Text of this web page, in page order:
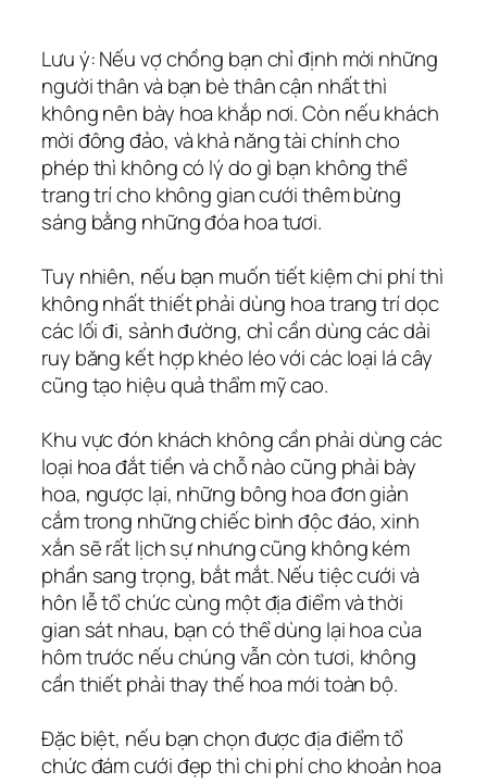
Lưu ý: Nếu vợ chồng bạn chỉ định mời những
người thân và bạn bè thân cận nhất thì
không nên bày hoa khắp nơi. Còn nếu khách
mời đông đảo, và khả năng tài chính cho
phép thì không có lý do gì bạn không thể
trang trí cho không gian cưới thêm bừng
sáng bằng những đóa hoa tươi.
Tuy nhiên, nếu bạn muốn tiết kiệm chi phí thì
không nhất thiết phải dùng hoa trang trí dọc
các lối đi, sảnh đường, chỉ cần dùng các dải
ruy băng kết hợp khéo léo với các loại lá cây
cũng tạo hiệu quả thẩm mỹ cao.
Khu vực đón khách không cần phải dùng các
loại hoa đắt tiền và chỗ nào cũng phải bày
hoa, ngược lại, những bông hoa đơn giản
cắm trong những chiếc bình độc đáo, xinh
xắn sẽ rất lịch sự nhưng cũng không kém
phần sang trọng, bắt mắt. Nếu tiệc cưới và
hôn lễ tổ chức cùng một địa điểm và thời
gian sát nhau, bạn có thể dùng lại hoa của
hôm trước nếu chúng vẫn còn tươi, không
cần thiết phải thay thế hoa mới toàn bộ.
Đặc biệt, nếu bạn chọn được địa điểm tổ
chức đám cưới đẹp thì chi phí cho khoản hoa